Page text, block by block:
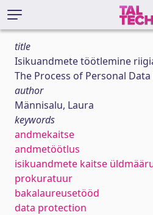
title
Isikuandmete töötlemine
The Process of Personal
author
Männisalu, Laura
keywords
andmekaitse
andmetöötlus
isikuandmete kaitse
prokuratuur
bakalaureusetööd
data protection